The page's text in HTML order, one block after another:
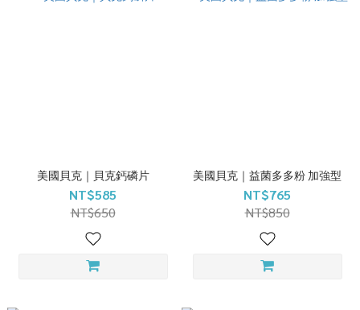
美國貝克｜貝克鈣磷片
NT$585
NT$650
美國貝克｜益菌多多粉 加強型
NT$765
NT$850